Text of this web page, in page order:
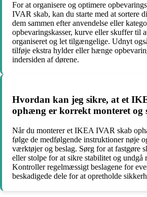
For at organisere og optimere
IVAR skab, kan du starte med at sortere
dem sammen efter anvendelse eller
opbevaringskasser, kurve eller skuffer til
organiseret og let tilgængelige. Udnyt
tilføje ekstra hylder eller hænge
indersiden af dørene.
Hvordan kan jeg sikre, at et
ophæng er korrekt monteret og
Når du monterer et IKEA IVAR skab
følge de medfølgende instruktioner nøje
værktøjer og beslag. Sørg for at fastgøre
eller stolpe for at sikre stabilitet og
Kontroller regelmæssigt beslagene for
beskadigede dele for at opretholde